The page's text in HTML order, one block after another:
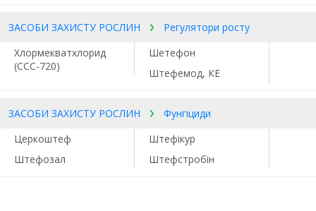
ЗАСОБИ ЗАХИСТУ РОСЛИН
Регулятори росту
Хлормекватхлорид
(ССС-720)
Шетефон
Штефемод, КЕ
ЗАСОБИ ЗАХИСТУ РОСЛИН
Фунгіциди
Церкоштеф
Штефікур
Штефозал
Штефстробін